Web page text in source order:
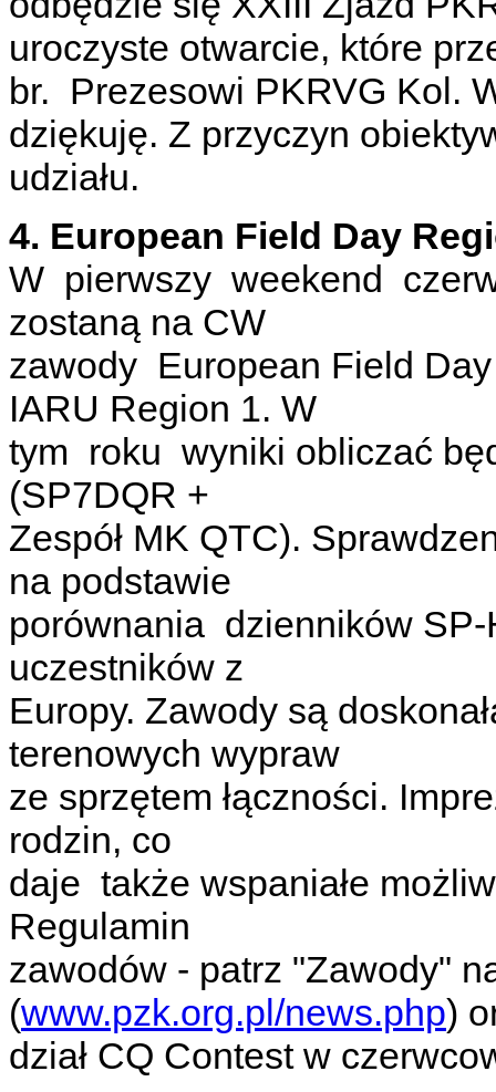
uroczyste otwarcie, które
br. Prezesowi PKRVG Kol.
dziękuję. Z przyczyn
udziału.
4. European Field Day
W pierwszy weekend
zostaną na CW
zawody European Field
IARU Region 1. W
tym roku wyniki obliczać
(SP7DQR +
Zespół MK QTC).
na podstawie
porównania dzienników SP-
uczestników z
Europy. Zawody są
terenowych wypraw
ze sprzętem łączności.
rodzin, co
daje także wspaniałe
Regulamin
zawodów - patrz "Zawody"
(www.pzk.org.pl/news.php)
dział CQ Contest w